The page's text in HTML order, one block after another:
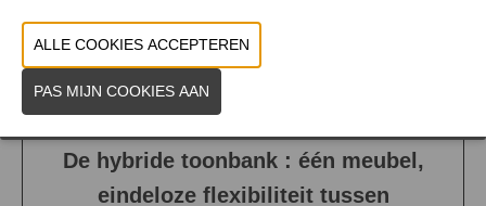
15:30-16:00
De hybride toonbank : één meubel,
eindeloze flexibiliteit tussen